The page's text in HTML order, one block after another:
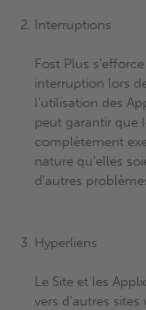
Interruptions
Fost Plus
interruption lors
l’utilisation des
peut garantir que
complètement
nature qu'elles
d'autres
Hyperliens
Le Site et les
vers d’autres